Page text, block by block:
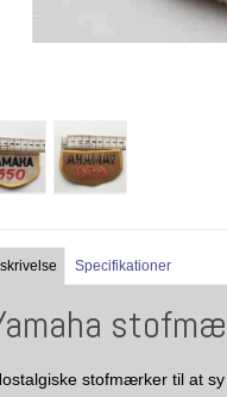
Specifikationer
stofmærker til at